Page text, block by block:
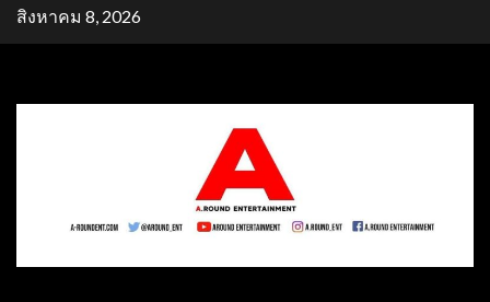
Skipสิงหาคม 8, 2026